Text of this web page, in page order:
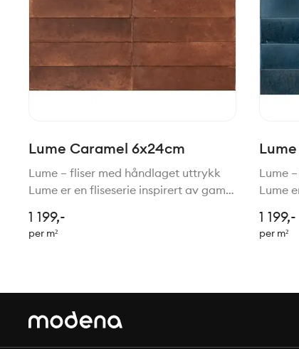
Lume Caramel 6x24cm
Lume – fliser med håndlaget uttrykk
Lume er en fliseserie inspirert av gamle
gjenskapt med moderne teknologi.
Resultatet er en vakker kombinasjon
1 199,-
per m²
Lume
Lume
1 199,-
per m²